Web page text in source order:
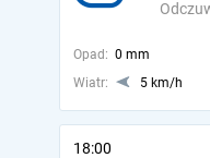
Opad: 0 mm
Wiatr:
5 km/h
18:00